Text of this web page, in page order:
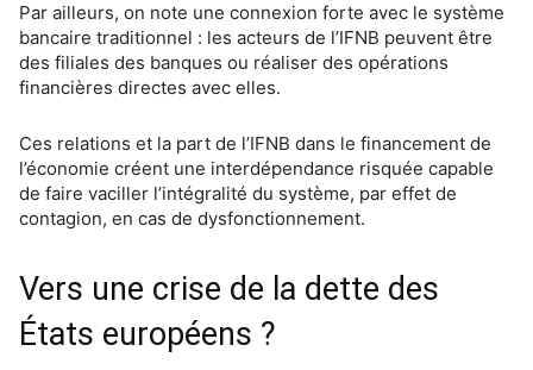
Par ailleurs, on note une connexion forte avec le système
bancaire traditionnel : les acteurs de l’IFNB peuvent être
des filiales des banques ou réaliser des opérations
financières directes avec elles.
Ces relations et la part de l’IFNB dans le financement de
l’économie créent une interdépendance risquée capable
de faire vaciller l’intégralité du système, par effet de
contagion, en cas de dysfonctionnement.
Vers une crise de la dette des
États européens ?